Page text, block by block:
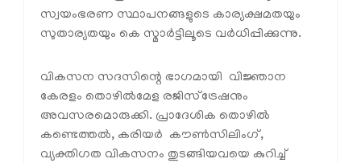
സ്വയംഭരണ സ്ഥാപനങ്ങളുടെ കാര്യക്ഷമതയും
സുതാര്യതയും കെ സ്മാര്‍ട്ടിലൂടെ വര്‍ധിപ്പിക്കുന്നു.
വികസന സദസിന്റെ ഭാഗമായി വിജ്ഞാന
കേരളം തൊഴില്‍മേള രജിസ്ട്രേഷനും
അവസരമൊരുക്കി. പ്രാദേശിക തൊഴില്‍
കണ്ടെത്തല്‍, കരിയര്‍ കൗണ്‍സിലിംഗ്,
വ്യക്തിഗത വികസനം തുടങ്ങിയവയെ കുറിച്ച്